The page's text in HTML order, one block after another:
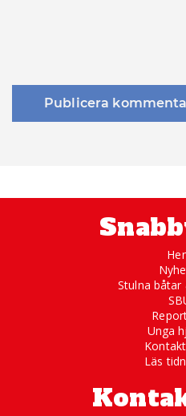
Stulna
Unga
Läs